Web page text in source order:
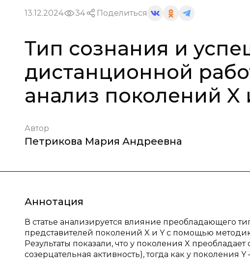
13.12.2024 34 Поделиться
Тип сознания и
дистанционной
анализ поколений X
Автор
Петрикова Мария Андреевна
Аннотация
В статье анализируется влияние преобладающего
представителей поколений X и Y с помощью
Результаты показали, что у поколения X
созерцательная активность), тогда как у поколения